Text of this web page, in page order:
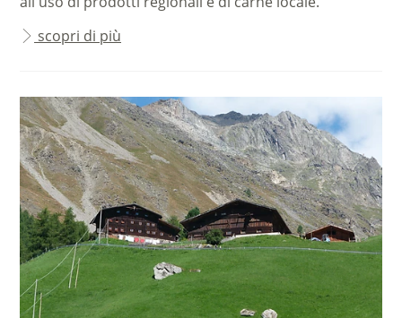
scopri di più